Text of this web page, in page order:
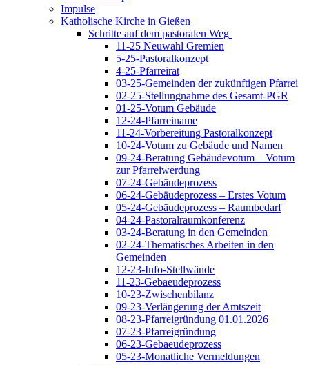
Impulse
Katholische Kirche in Gießen
Schritte auf dem pastoralen Weg
11-25 Neuwahl Gremien
5-25-Pastoralkonzept
4-25-Pfarreirat
03-25-Gemeinden der zukünftigen Pfarrei
02-25-Stellungnahme des Gesamt-PGR
01-25-Votum Gebäude
12-24-Pfarreiname
11-24-Vorbereitung Pastoralkonzept
10-24-Votum zu Gebäude und Namen
09-24-Beratung Gebäudevotum – Votum
zur Pfarreiwerdung
07-24-Gebäudeprozess
06-24-Gebäudeprozess – Erstes Votum
05-24-Gebäudeprozess – Raumbedarf
04-24-Pastoralraumkonferenz
03-24-Beratung in den Gemeinden
02-24-Thematisches Arbeiten in den
Gemeinden
12-23-Info-Stellwände
11-23-Gebaeudeprozess
10-23-Zwischenbilanz
09-23-Verlängerung der Amtszeit
08-23-Pfarreigründung 01.01.2026
07-23-Pfarreigründung
06-23-Gebaeudeprozess
05-23-Monatliche Vermeldungen